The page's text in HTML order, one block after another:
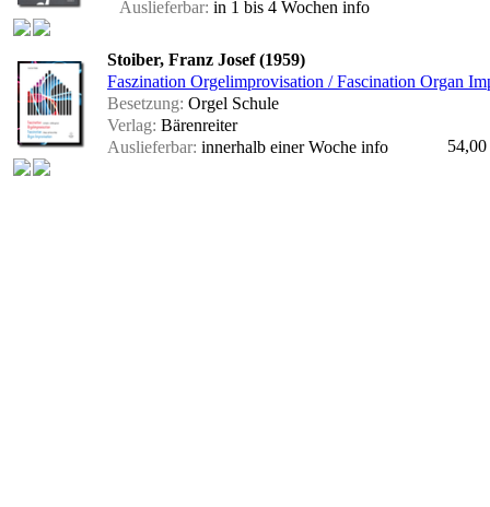
Auslieferbar: in 1 bis 4 Wochen info
Stoiber, Franz Josef (1959)
Faszination Orgelimprovisation / Fascination Organ
Besetzung: Orgel Schule
Verlag: Bärenreiter
Auslieferbar: innerhalb einer Woche info 54,00